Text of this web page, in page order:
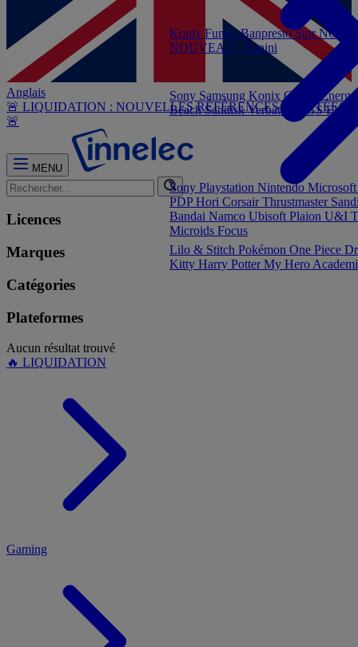
Anglais
🚨 LIQUIDATION : NOUVELLES RÉFÉRENCES AJOUTÉES
🚨
MENU
Licences
Marques
Catégories
Plateformes
Aucun résultat trouvé
🔥 LIQUIDATION
Konix FunkoBanprestoStor
NOUVEAU - Panini
Gaming
Sony Playstation Nintendo
PDPHori Corsair Thrustmaster
Bandai Namco Ubisoft Plaion U&I
Microids Focus
Lilo & Stitch Pokémon One Piece
Kitty Harry Potter My Hero
Sony Samsung Konix Govee
BeachSandiskVerbatim NGS